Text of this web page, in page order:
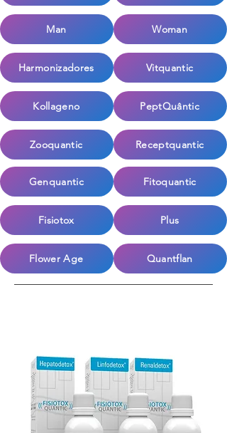
Man Woman
Harmonizadores Vitquantic
Kollageno PeptQuântic
Zooquantic Receptquantic
Genquantic Fitoquantic
Fisiotox Plus
Flower Age Quantflan